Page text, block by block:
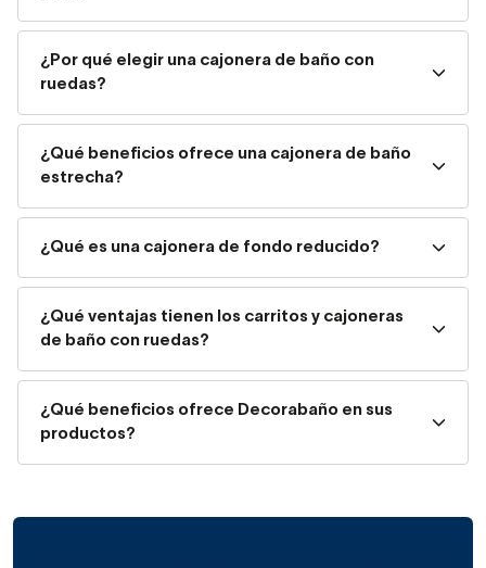
Tipos de cajoneras de baño
Existen diferentes tipos de cajoneras de baño en el
si no también ser decorativa. Elige la que más se adapte a
se usan muchas más toallas y hay accesorios de
perfectamente.
¿Por qué elegir una cajonera de baño con
ruedas?
¿Qué beneficios ofrece una cajonera de baño
estrecha?
¿Qué es una cajonera de fondo reducido?
¿Qué ventajas tienen los carritos y cajoneras
de baño con ruedas?
¿Qué beneficios ofrece Decorabaño en sus
productos?